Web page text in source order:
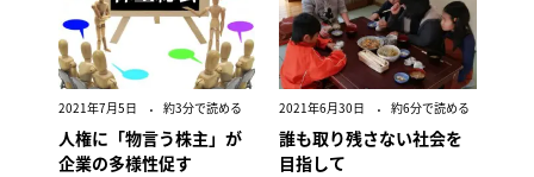
2021年7月5日 約3分で読める
人権に「物言う株主」が
企業の多様性促す
2021年6月30日 約6分で読める
誰も取り残さない社会を
目指して